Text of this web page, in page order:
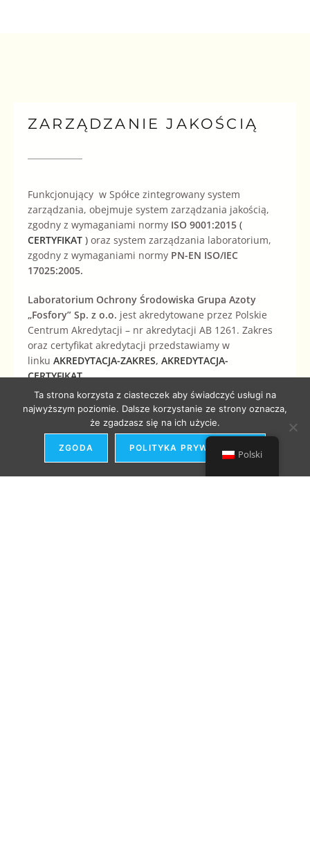
ZARZĄDZANIE JAKOŚCIĄ
Funkcjonujący w Spółce zintegrowany system
zarządzania, obejmuje system zarządzania jakością,
zgodny z wymaganiami normy ISO 9001:2015 (
CERTYFIKAT ) oraz system zarządzania laboratorium,
zgodny z wymaganiami normy PN-EN ISO/IEC
17025:2005.
Laboratorium Ochrony Środowiska Grupa Azoty
„Fosfory” Sp. z o.o. jest akredytowane przez Polskie
Centrum Akredytacji – nr akredytacji AB 1261. Zakres
oraz certyfikat akredytacji przedstawiamy w
linku AKREDYTACJA-ZAKRES, AKREDYTACJA-
CERTYFIKAT.
Polityka energetyczna Grupa Azoty „Fosfory” Sp. z o.o.
Polski
Ta strona korzysta z ciasteczek aby świadczyć usługi na
najwyższym poziomie. Dalsze korzystanie ze strony oznacza,
że zgadzasz się na ich użycie.
ZGODA POLITYKA PRYWATNOŚCI